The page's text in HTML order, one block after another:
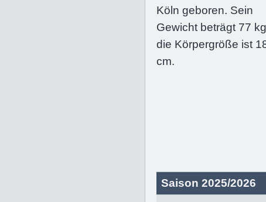
Köln geboren. Sein
Gewicht beträgt 77
die Körpergröße ist
cm.
Saison 2025/2026